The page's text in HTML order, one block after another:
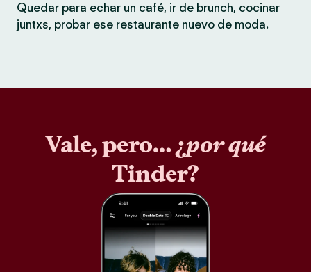
Quedar para echar un café, ir de brunch, cocinar
juntxs, probar ese restaurante nuevo de moda.
Vale, pero… ¿por qué
Tinder?